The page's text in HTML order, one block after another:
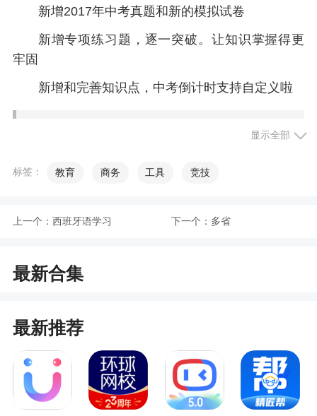
新增2017年中考真题和新的模拟试卷
新增专项练习题，逐一突破。让知识掌握得更
牢固
新增和完善知识点，中考倒计时支持自定义啦
1、简单：简单的使用玩法、让你更好的进行一
2、文章：各种优质的专题讲解、课外阅读等内
3、丰富：丰富的学习内容等你体验、涵盖各个
的方面
择进行收藏
5、清爽：优质的页面排版布局、给你一个优质
的使用体验
6、小巧：不是很大的安装包、不用担心手机空
显示全部
标签： 教育 商务 工具 竞技
上一个： 西班牙语学习 下一个： 多省
最新合集
最新推荐